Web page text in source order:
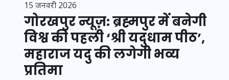
15 जनवरी 2026
गोरखपुर न्यूज़: ब्रह्मपुर में बनेगी
विश्व की पहली ‘श्री यदुधाम पीठ’,
महाराज यदु की लगेगी भव्य
प्रतिमा